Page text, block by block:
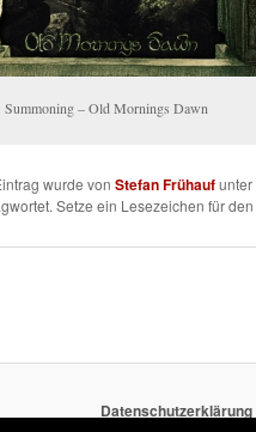
Summoning – Old Mornings Dawn
wurde von Stefan Frühaufunter
Setze ein Lesezeichen für den
Datenschutzerklärung